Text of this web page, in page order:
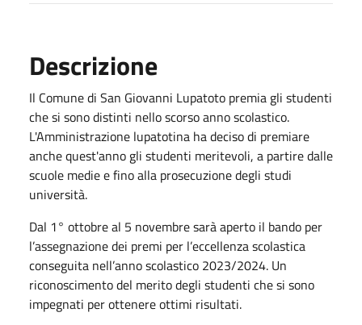
Descrizione
Il Comune di San Giovanni Lupatoto premia gli studenti
che si sono distinti nello scorso anno scolastico.
L'Amministrazione lupatotina ha deciso di premiare
anche quest'anno gli studenti meritevoli, a partire dalle
scuole medie e fino alla prosecuzione degli studi
università.
Dal 1° ottobre al 5 novembre sarà aperto il bando per
l’assegnazione dei premi per l’eccellenza scolastica
conseguita nell’anno scolastico 2023/2024. Un
riconoscimento del merito degli studenti che si sono
impegnati per ottenere ottimi risultati.